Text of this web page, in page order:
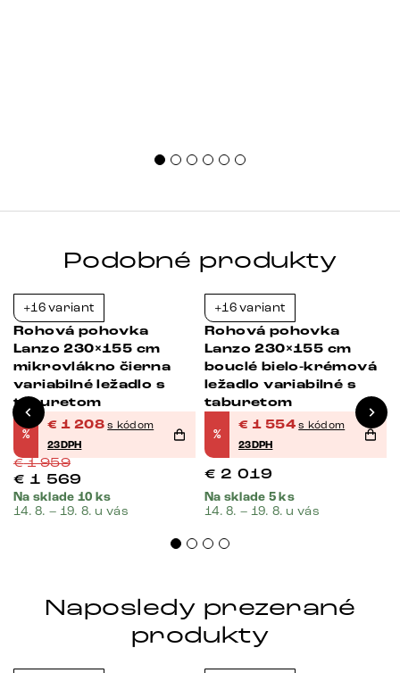
Podobné produkty
+16 variant
Rohová pohovka
Lanzo 230×155 cm
mikrovlákno čierna
variabilné ležadlo s
taburetom
%
€ 1 208 s kódom
23DPH
€1 959
€ 1 569
Na sklade 10 ks
14. 8. – 19. 8. u vás
+16 variant
Rohová pohovka
Lanzo 230×155 cm
bouclé bielo-krémová
ležadlo variabilné s
taburetom
%
€ 1 554 s kódom
23DPH
€ 2 019
Na sklade 5 ks
14. 8. – 19. 8. u vás
Naposledy prezerané
produkty